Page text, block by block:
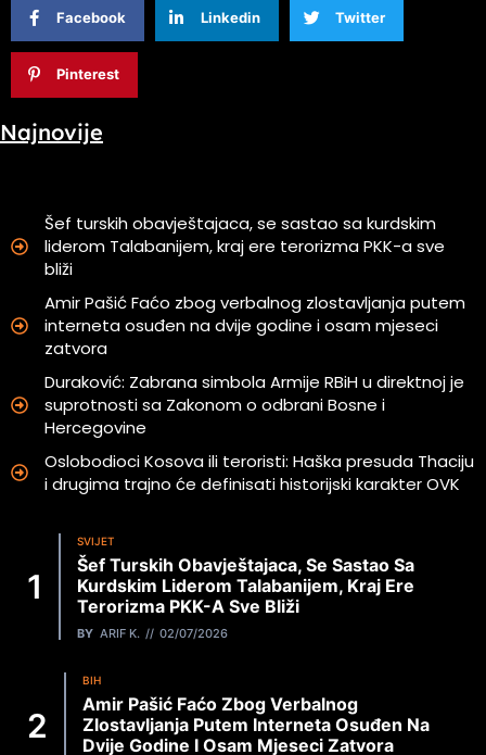
Facebook Linkedin Twitter
Pinterest
Najnovije
Šef turskih obavještajaca, se sastao sa kurdskim
liderom Talabanijem, kraj ere terorizma PKK-a sve
bliži
Amir Pašić Faćo zbog verbalnog zlostavljanja putem
interneta osuđen na dvije godine i osam mjeseci
zatvora
Duraković: Zabrana simbola Armije RBiH u direktnoj je
suprotnosti sa Zakonom o odbrani Bosne i
Hercegovine
Oslobodioci Kosova ili teroristi: Haška presuda Thaciju
i drugima trajno će definisati historijski karakter OVK
SVIJET
Šef Turskih Obavještajaca, Se Sastao Sa
Kurdskim Liderom Talabanijem, Kraj Ere
Terorizma PKK-A Sve Bliži
BY ARIF K. 02/07/2026
BIH
Amir Pašić Faćo Zbog Verbalnog
Zlostavljanja Putem Interneta Osuđen Na
Dvije Godine I Osam Mjeseci Zatvora